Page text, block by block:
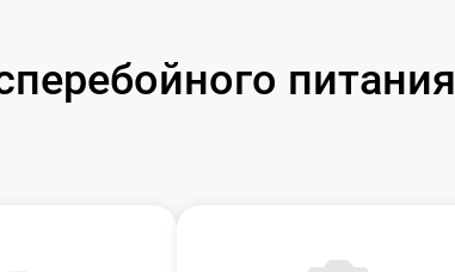
питания